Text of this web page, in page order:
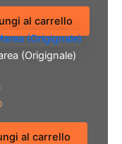
al carrello
(Origignale)
al carrello